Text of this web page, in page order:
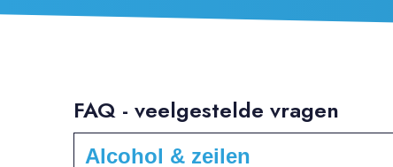
FAQ - veelgestelde vragen
Alcohol & zeilen